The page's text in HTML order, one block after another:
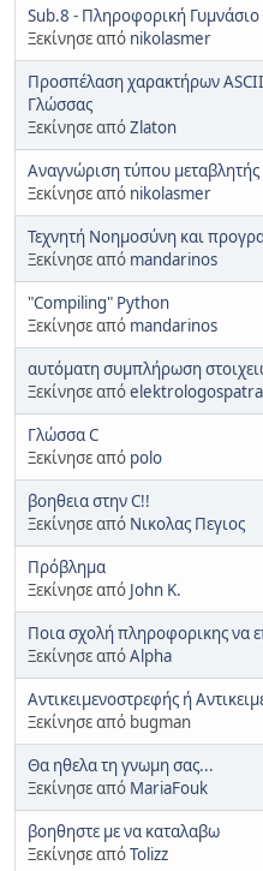
Sub.8 - Πληροφορική
Ξεκίνησε από nikolasmer
Προσπέλαση χαρακτήρων ASCII
Γλώσσας
Ξεκίνησε απόZlaton
Αναγνώριση τύπου
Ξεκίνησε από nikolasmer
Τεχνητή Νοημοσύνη και
Ξεκίνησε από mandarinos
"Compiling" Python
Ξεκίνησε από mandarinos
αυτόματη συμπλήρωση
Ξεκίνησε απόelektrologospatra
Γλώσσα C
Ξεκίνησε από polo
βοηθεια στην C!!
Ξεκίνησε από Νικολας Πεγιος
Πρόβλημα
Ξεκίνησε από John K.
Ποια σχολή πληροφορικης να
Ξεκίνησε απόAlpha
Αντικειμενοστρεφής ή
Ξεκίνησε από bugman
Θα ηθελα τη γνωμη σας...
Ξεκίνησε από MariaFouk
βοηθηστε με να καταλαβω
Ξεκίνησε απόTolizz